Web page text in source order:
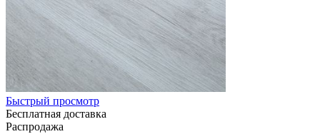
Быстрый просмотр
Бесплатная доставка
Распродажа